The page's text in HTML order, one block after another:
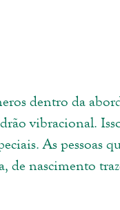
dentro da
vibracional.
As pessoas
de nascimento